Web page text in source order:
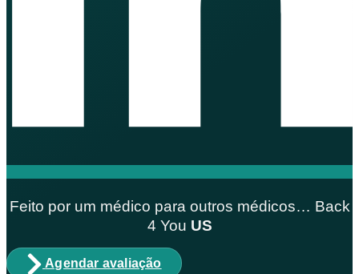
Feito por um médico para outros médicos… Back
4 You US
Agendar avaliação